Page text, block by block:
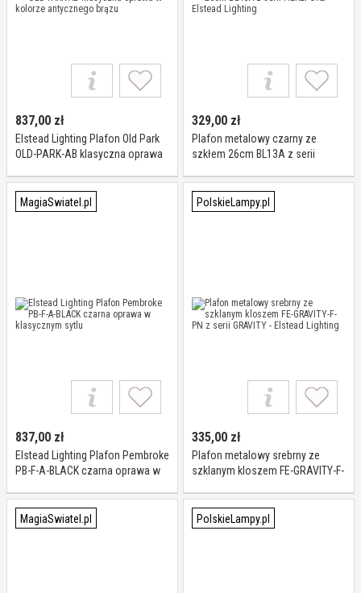
837,00 zł
Elstead Lighting Plafon Old Park
OLD-PARK-AB klasyczna oprawa
329,00 zł
Plafon metalowy czarny ze
szkłem 26cm BL13A z serii
MagiaSwiatel.pl
837,00 zł
Elstead Lighting Plafon Pembroke
PB-F-A-BLACK czarna oprawa w
PolskieLampy.pl
335,00 zł
Plafon metalowy srebrny ze
szklanym kloszem FE-GRAVITY-F-
Lighting
MagiaSwiatel.pl
PolskieLampy.pl